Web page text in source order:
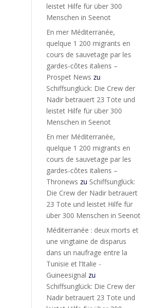
leistet Hilfe für über 300
Menschen in Seenot
En mer Méditerranée,
quelque 1 200 migrants en
cours de sauvetage par les
gardes-côtes italiens –
Prospet News zu
Schiffsunglück: Die Crew der
Nadir betrauert 23 Tote und
leistet Hilfe für über 300
Menschen in Seenot
En mer Méditerranée,
quelque 1 200 migrants en
cours de sauvetage par les
gardes-côtes italiens –
Thronews zu Schiffsunglück:
Die Crew der Nadir betrauert
23 Tote und leistet Hilfe für
über 300 Menschen in Seenot
Méditerranée : deux morts et
une vingtaine de disparus
dans un naufrage entre la
Tunisie et l’Italie -
Guineesignal zu
Schiffsunglück: Die Crew der
Nadir betrauert 23 Tote und